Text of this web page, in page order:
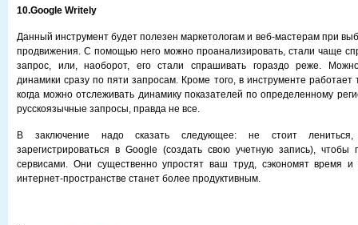
10.Google Writely
Данный инструмент будет полезен маркетологам и веб-мастерам при
продвижения. С помощью него можно проанализировать, стали чаще
запрос, или, наоборот, его стали спрашивать гораздо реже.
динамики сразу по пяти запросам. Кроме того, в инструменте работает
когда можно отслеживать динамику показателей по определенному
русскоязычные запросы, правда не все.
В заключение надо сказать следующее: не стоит лениться,
зарегистрироваться в Google (создать свою учетную запись), чтобы
сервисами. Они существенно упростят ваш труд, сэкономят время
интернет-пространстве станет более продуктивным.